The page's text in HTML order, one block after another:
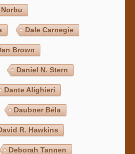
Dale Carnegie
Brown
Daniel N. Stern
Dante Alighieri
Daubner Béla
R. Hawkins
Deborah Tannen